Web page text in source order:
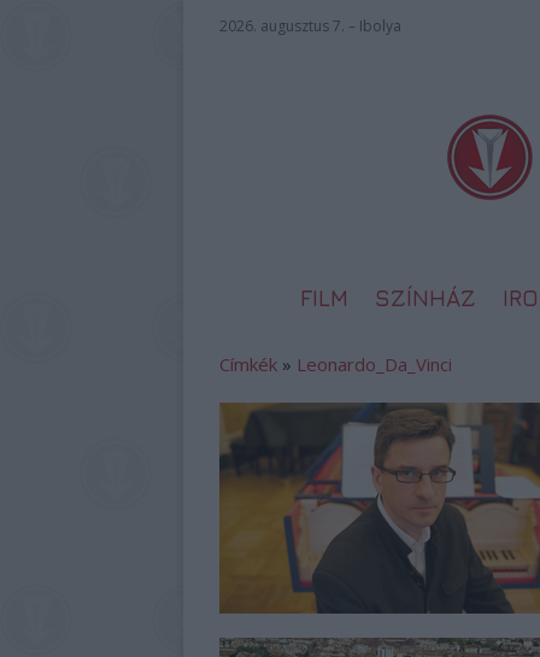
2026. augusztus 7. – Ibolya
FILM SZÍNHÁZ
Címkék » Leonardo_Da_Vinci